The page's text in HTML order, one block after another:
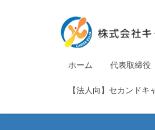
ホーム 代表取締
【法人向】セカンドキ